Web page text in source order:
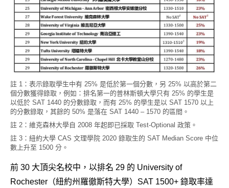
註 1：表示錄取學生中有 25% 是低於第一個分數，另 25% 以高於第二
個分數獲得錄取，例如：排名第一的普林斯頓大學只有 25% 的學生是
以低於 SAT 1440 的分數錄取，而有 25% 的學生是以 SAT 1570 以上
的分數錄取，其餘的 50% 是落在 SAT 1440 – 1570 的區間。
註 2：維克森林大學自 2008 年起即已採取 Test-Optional 政策。
註 3：紐約大學 CAS 文理學院 2020 錄取生的 SAT Median Score 中位
數上升至 1500 分。
前 30 大頂尖名校中，以排名 29 的 University of
Rochester（紐約州羅徹斯特大學）SAT 1500+ 錄取率達